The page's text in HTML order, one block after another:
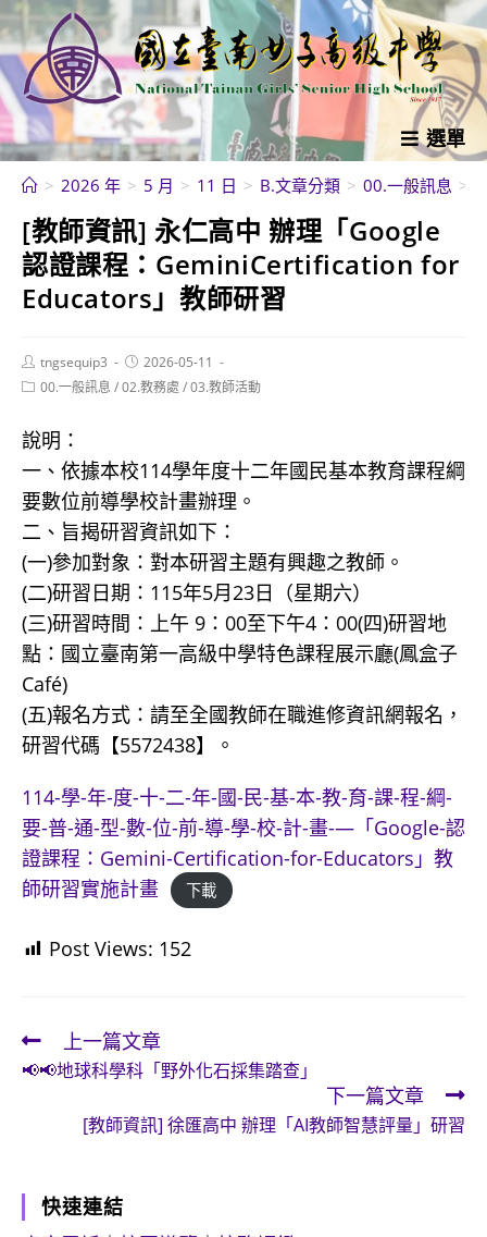
跳
轉
至
主
要
內
選單
> 2026 年 > 5 月 > 11 日 > B.文章分類 > 00.一般訊息 >
[教師資訊] 永仁高中 辦理「Google
認證課程：GeminiCertification for
Educators」教師研習
Post
author:
tngsequip3
Post
published:
2026-05-11
Post00.一般訊息 /02.教務處 /03.教師活動
說明：
一、依據本校114學年度十二年國民基本教育課程綱
要數位前導學校計畫辦理。
二、旨揭研習資訊如下：
(一)參加對象：對本研習主題有興趣之教師。
(二)研習日期：115年5月23日（星期六）
(三)研習時間：上午 9：00至下午4：00(四)研習地
點：國立臺南第一高級中學特色課程展示廳(鳳盒子
Café)
(五)報名方式：請至全國教師在職進修資訊網報名，
研習代碼【5572438】。
114-學-年-度-十-二-年-國-民-基-本-教-育-課-程-綱-
要-普-通-型-數-位-前-導-學-校-計-畫-—「Google-認
證課程：Gemini-Certification-for-Educators」教
師研習實施計畫
下載
Post Views: 152
Read
more
articles
上一篇文章
📢📢地球科學科「野外化石採集踏查」
下一篇文章
[教師資訊] 徐匯高中 辦理「AI教師智慧評量」研習
快速連結